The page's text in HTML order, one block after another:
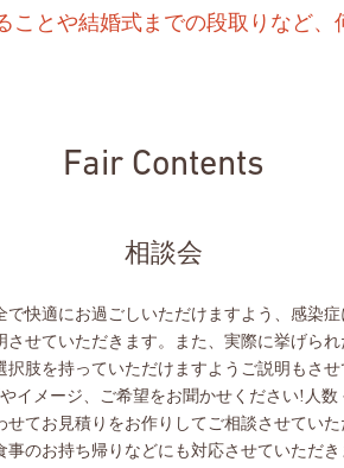
ことや結婚式までの段取りなど、
Fair Contents
相談会
で快適にお過ごしいただけますよう、感染
させていただきます。また、実際に挙げら
択肢を持っていただけますようご説明もさせ
イメージ、ご希望をお聞かせください!人数
せてお見積りをお作りしてご相談させてい
事のお持ち帰りなどにも対応させていただ